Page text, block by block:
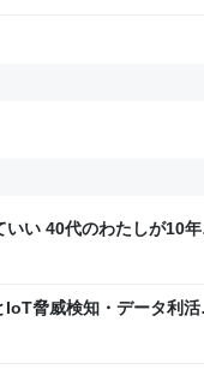
い 40代のわたしが10年
脅威検知・データ利活
Blog